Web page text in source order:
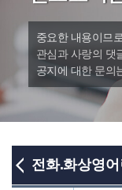
바로가
중요한 내용이므
관심과 사랑의 댓
공지에 대한 문의
전화.화상영